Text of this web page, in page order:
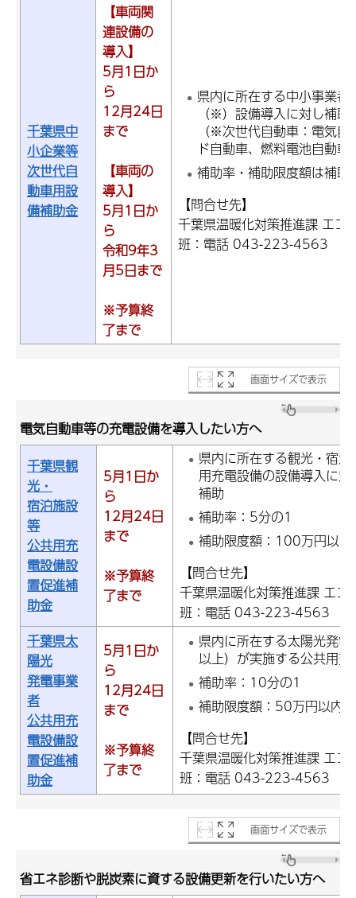
千葉県中
小企業等
次世代自
動車用設
備補助金
【車両関
連設備の
導入】
5月1日か
ら
12月24日
まで
【車両の
導入】
5月1日か
ら
令和9年3
月5日まで
※予算終
了まで
県内に所在する中小事業
（※）設備導入に対し補助
（※次世代自動車：電気
ド自動車、燃料電池自動車
補助率・補助限度額は補
【問合せ先】
千葉県温暖化対策推進課 エコ
班：電話 043-223-4563
画面サイズで表示
電気自動車等の充電設備を導入したい方へ
千葉県観
光・
宿泊施設
等
公共用充
電設備設
置促進補
助金
5月1日か
ら
12月24日
まで
※予算終
了まで
県内に所在する観光・宿
用充電設備の設備導入に対
補助
補助率：5分の1
補助限度額：100万円以内
【問合せ先】
千葉県温暖化対策推進課 エコ
班：電話 043-223-4563
千葉県太
陽光
発電事業
者
公共用充
電設備設
置促進補
助金
5月1日か
ら
12月24日
まで
※予算終
了まで
県内に所在する太陽光発
以上）が実施する公共用
補助率：10分の1
補助限度額：50万円以内
【問合せ先】
千葉県温暖化対策推進課 エコ
班：電話 043-223-4563
画面サイズで表示
省エネ診断や脱炭素に資する設備更新を行いたい方へ